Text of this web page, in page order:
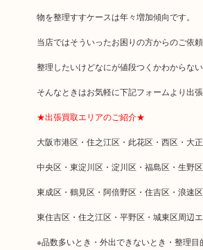
物を整理すすケースは年々増加傾向です。
当店ではそういったお困りの方からのご依頼
整理したいけどなにが値段つくかわからな
そんなときはお気軽に下記フォームより出張
★出張買取エリアのご紹介★
大阪市港区・住之江区・此花区・西区・大
中央区・東淀川区・淀川区・福島区・生野
東成区・鶴見区・阿倍野区・住吉区・浪速
東住吉区・住之江区・平野区・城東区周辺
※品数多いとき・外出できないとき・整理目